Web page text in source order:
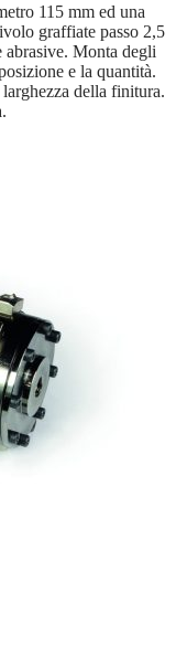
115 mm ed una
graffiate passo 2,5
Monta degli
e la quantità.
della finitura.